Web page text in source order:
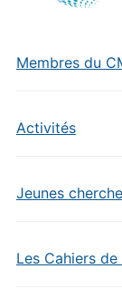
Membres du
Activités
Jeunes
Les Cahiers